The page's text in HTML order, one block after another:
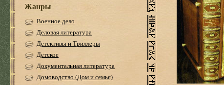
Жанры
Военное дело
Деловая литература
Детективы и Триллеры
Детское
Документальная литература
Домоводство (Дом и семья)